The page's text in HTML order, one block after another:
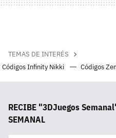
TEMAS DE INTERÉS
Códigos Infinity Nikki
Códigos
RECIBE "3DJuegos
SEMANAL